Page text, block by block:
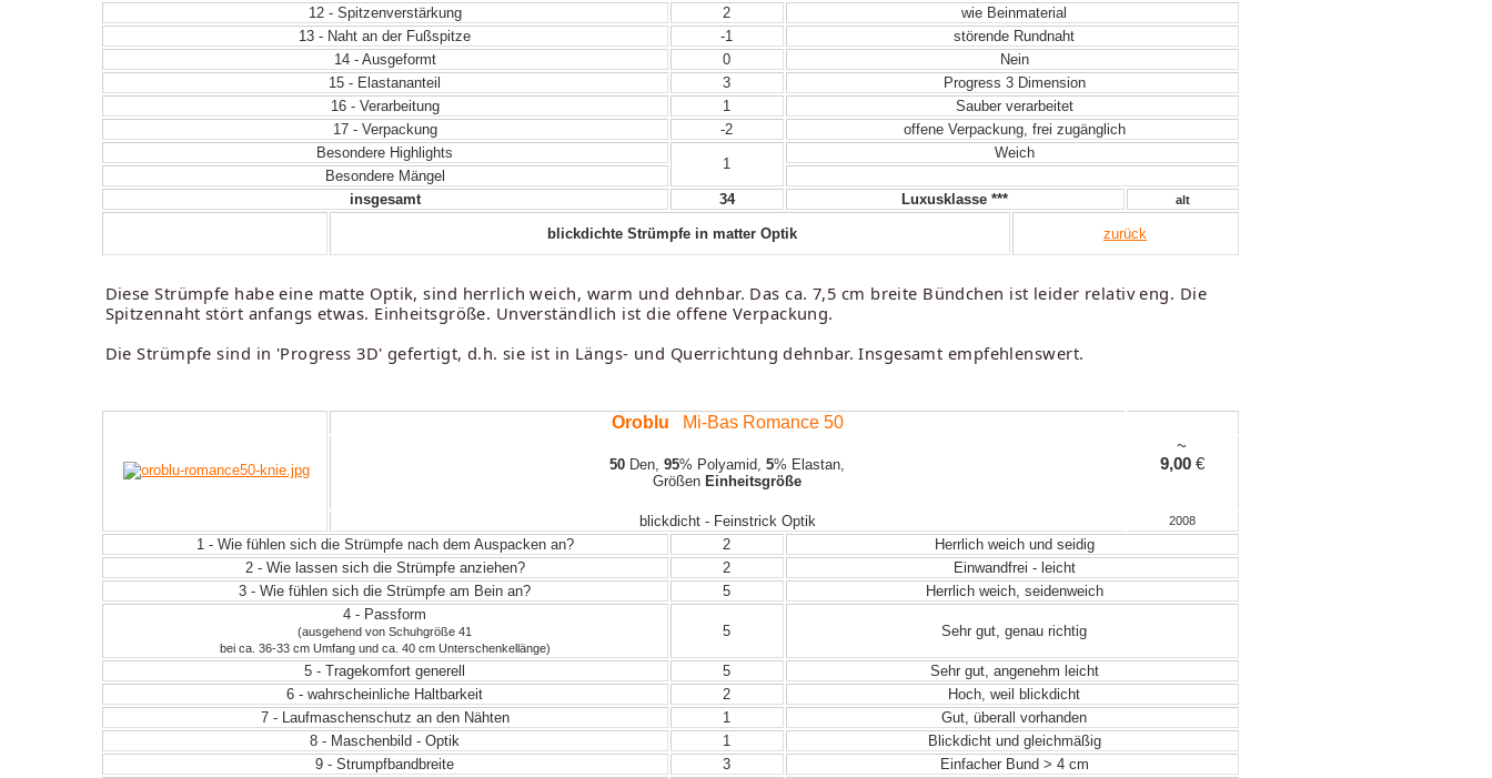
12 - Spitzenverstärkung
2
wie Beinmaterial
13 - Naht an der Fußspitze
-1
störende Rundnaht
14 - Ausgeformt
0
Nein
15 - Elastananteil
3
Progress 3 Dimension
16 - Verarbeitung
1
Sauber verarbeitet
17 - Verpackung
-2
offene Verpackung, frei zugänglich
Besondere Highlights
1
Weich
Besondere Mängel
insgesamt
34 Luxusklasse *** alt
blickdichte Strümpfe in matter Optik zurück
Diese Strümpfe habe eine matte Optik, sind herrlich weich, warm und dehnbar. Das ca. 7,5 cm breite Bündchen ist leider relativ eng. Die
Spitzennaht stört anfangs etwas. Einheitsgröße. Unverständlich ist die offene Verpackung.
Die Strümpfe sind in 'Progress 3D' gefertigt, d.h. sie ist in Längs- und Querrichtung dehnbar. Insgesamt empfehlenswert.
Oroblu Mi-Bas Romance 50
50 Den,95% Polyamid,5% Elastan,
Größen Einheitsgröße
~
9,00€
blickdicht - Feinstrick Optik 2008
1 - Wie fühlen sich die Strümpfe nach dem Auspacken an? 2
Herrlich weich und seidig
2 - Wie lassen sich die Strümpfe anziehen?
2
Einwandfrei - leicht
3 - Wie fühlen sich die Strümpfe am Bein an?
5
Herrlich weich, seidenweich
4 - Passform
(ausgehend von Schuhgröße 41
bei ca. 36-33 cm Umfang und ca. 40 cm Unterschenkellänge)
5 Sehr gut, genau richtig
5 - Tragekomfort generell 5
Sehr gut, angenehm leicht
6 - wahrscheinliche Haltbarkeit
2
Hoch, weil blickdicht
7 - Laufmaschenschutz an den Nähten
1
Gut, überall vorhanden
8 - Maschenbild - Optik
1
Blickdicht und gleichmäßig
9 - Strumpfbandbreite
3
Einfacher Bund > 4 cm